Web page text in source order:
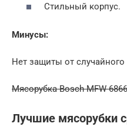
Стильный корпус.
Минусы:
Нет защиты от
Мясорубка Bosch MFW
Лучшие мясорубки